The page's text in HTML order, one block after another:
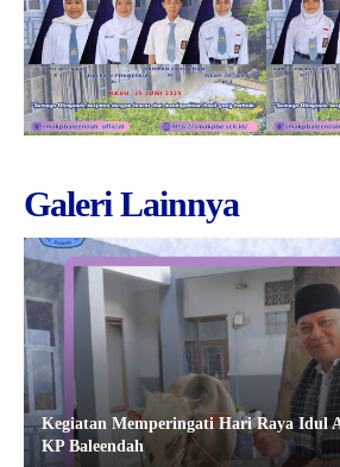
Galeri Lainnya
Kegiatan Memperingati Hari Raya Idul
KP Baleendah